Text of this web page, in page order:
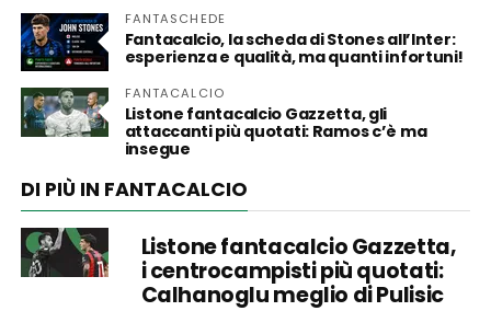
FANTASCHEDE
Fantacalcio, la scheda di Stones all’Inter:
esperienza e qualità, ma quanti infortuni!
FANTACALCIO
Listone fantacalcio Gazzetta, gli
attaccanti più quotati: Ramos c’è ma
insegue
DI PIÙ IN FANTACALCIO
Listone fantacalcio Gazzetta,
i centrocampisti più quotati:
Calhanoglu meglio di Pulisic